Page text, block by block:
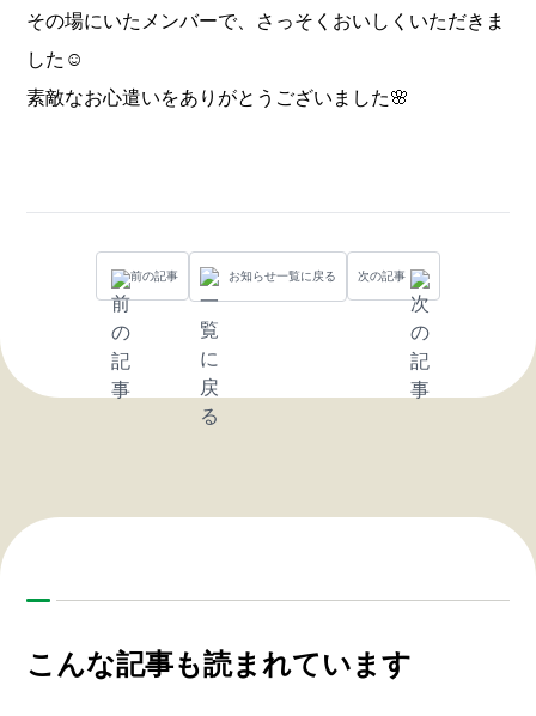
その場にいたメンバーで、さっそくおいしくいただきま
した☺️
素敵なお心遣いをありがとうございました🌸
前の記事 お知らせ一覧に戻る 次の記事
こんな記事も読まれています